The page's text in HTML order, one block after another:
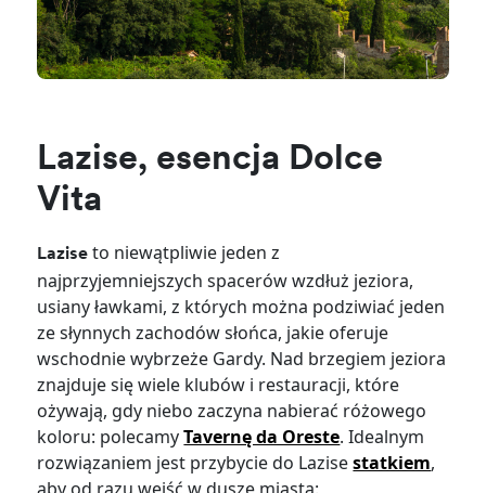
Lazise, esencja Dolce
Vita
Lazise to niewątpliwie jeden z
najprzyjemniejszych spacerów wzdłuż jeziora,
usiany ławkami, z których można podziwiać jeden
ze słynnych zachodów słońca, jakie oferuje
wschodnie wybrzeże Gardy. Nad brzegiem jeziora
znajduje się wiele klubów i restauracji, które
ożywają, gdy niebo zaczyna nabierać różowego
koloru: polecamyTavernę da Oreste. Idealnym
rozwiązaniem jest przybycie do Lazisestatkiem,